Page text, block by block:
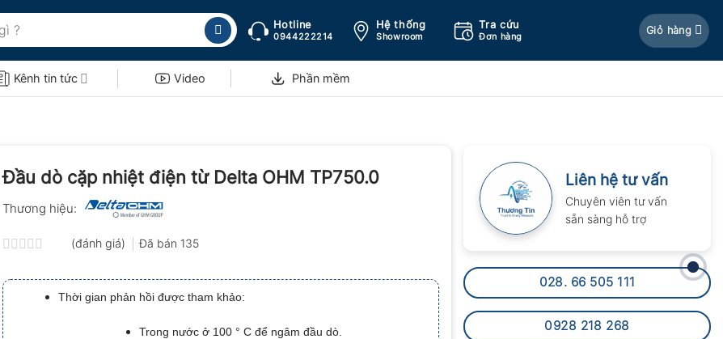
Hotline
0944222214
Hệ thống
Showroom
Tra cứu
Đơn hàng
Giỏ hàng
Kênh tin tức Video Phần mềm
Liên hệ tư vấn
Chuyên viên tư vấn
sẵn sàng hỗ trợ
028. 66 505 111
0928 218 268
Đầu dò cặp nhiệt điện từ Delta OHM TP750.0
Thương hiệu:
xếp
hạng
0.0
5
sao
(đánh giá) Đã bán 135
Thời gian phản hồi được tham khảo:
Trong nước ở 100 ° C để ngâm đầu dò.